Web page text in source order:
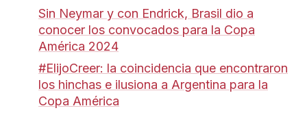
Sin Neymar y con Endrick, Brasil dio a
conocer los convocados para la Copa
América 2024
#ElijoCreer: la coincidencia que encontraron
los hinchas e ilusiona a Argentina para la
Copa América